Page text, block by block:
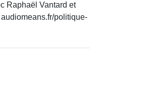
Raphaël Vantard et
politique-